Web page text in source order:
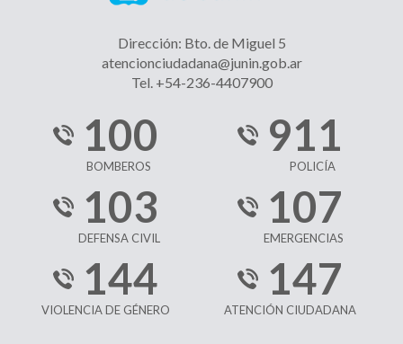
Dirección: Bto. de Miguel 5
atencionciudadana@junin.gob.ar
Tel. +54-236-4407900
100
BOMBEROS
911
POLICÍA
103
DEFENSA CIVIL
107
EMERGENCIAS
144
VIOLENCIA DE GÉNERO
147
ATENCIÓN CIUDADANA